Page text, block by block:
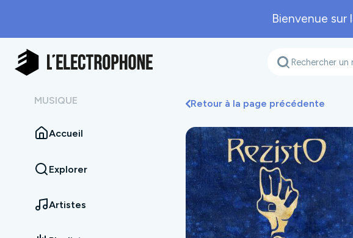
Bienvenue sur
MUSIQUE
Accueil
Explorer
Artistes
Retour à la page précédente